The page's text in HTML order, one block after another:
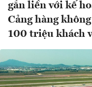
gắn liền với kế
Cảng hàng
100 triệu khách